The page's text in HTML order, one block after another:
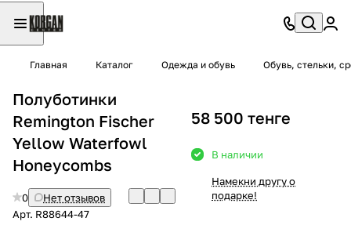
Главная Каталог Одежда и обувь Обувь, стельки,
Полуботинки
Remington Fischer
Yellow Waterfowl
Honeycombs
0
Нет отзывов
Арт. R88644-47
58 500 тенге
В наличии
Намекни другу о
подарке!